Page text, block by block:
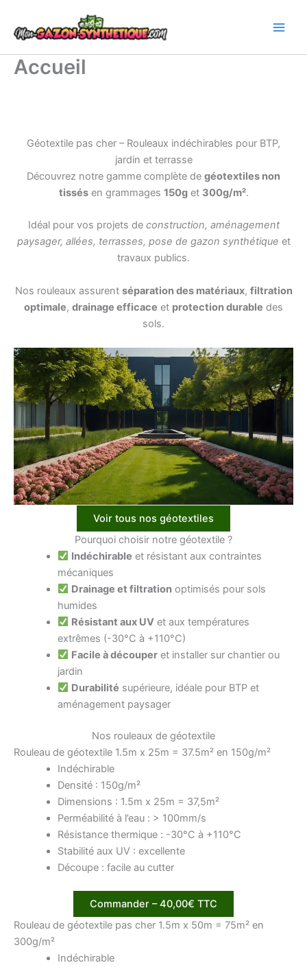
contenu
Accueil
Géotextile pas cher – Rouleaux indéchirables pour BTP,
jardin et terrasse
Découvrez notre gamme complète de géotextiles non
tissésen grammages 150get 300g/m².
Idéal pour vos projets de construction, aménagement
paysager, allées, terrasses, pose de gazon synthétique et
travaux publics.
Nos rouleaux assurent séparation des matériaux, filtration
optimale, drainage efficace et protection durable des
sols.
Voir tous nos géotextiles
Pourquoi choisir notre géotextile ?
Indéchirable et résistant aux contraintes
mécaniques
Drainage et filtration optimisés pour sols
humides
Résistant aux UV et aux températures
extrêmes (-30°C à +110°C)
Facile à découper et installer sur chantier ou
jardin
Durabilité supérieure, idéale pour BTP et
aménagement paysager
Nos rouleaux de géotextile
Rouleau de géotextile 1.5m x 25m = 37.5m² en 150g/m²
Indéchirable
Densité : 150g/m²
Dimensions : 1.5m x 25m = 37,5m²
Perméabilité à l’eau : > 100mm/s
Résistance thermique : -30°C à +110°C
Stabilité aux UV : excellente
Découpe : facile au cutter
Commander – 40,00€ TTC
Rouleau de géotextile pas cher 1.5m x 50m = 75m² en
300g/m²
Indéchirable